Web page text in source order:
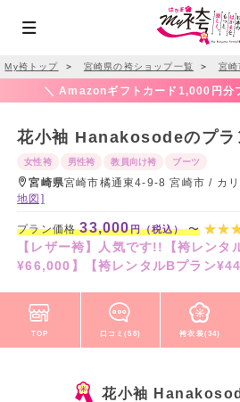
My袴トップ ＞ 宮崎県の袴ショップ一覧 ＞ 宮崎
＼ Amazonギフトカード1,000円分
花小袖 Hanakosodeのプラ
女性袴 男性袴 教員向け袴 ブーツ
宮崎県宮崎市橘通東4-9-8 宮崎市 / カ
地図]
プラン価格33,000円（税込）〜
【レザー袴】人気です!!【袴レン
¥66,000】【袴レンタルBプラン
TOP 口コミ(58) 袴衣装(34)
花小袖